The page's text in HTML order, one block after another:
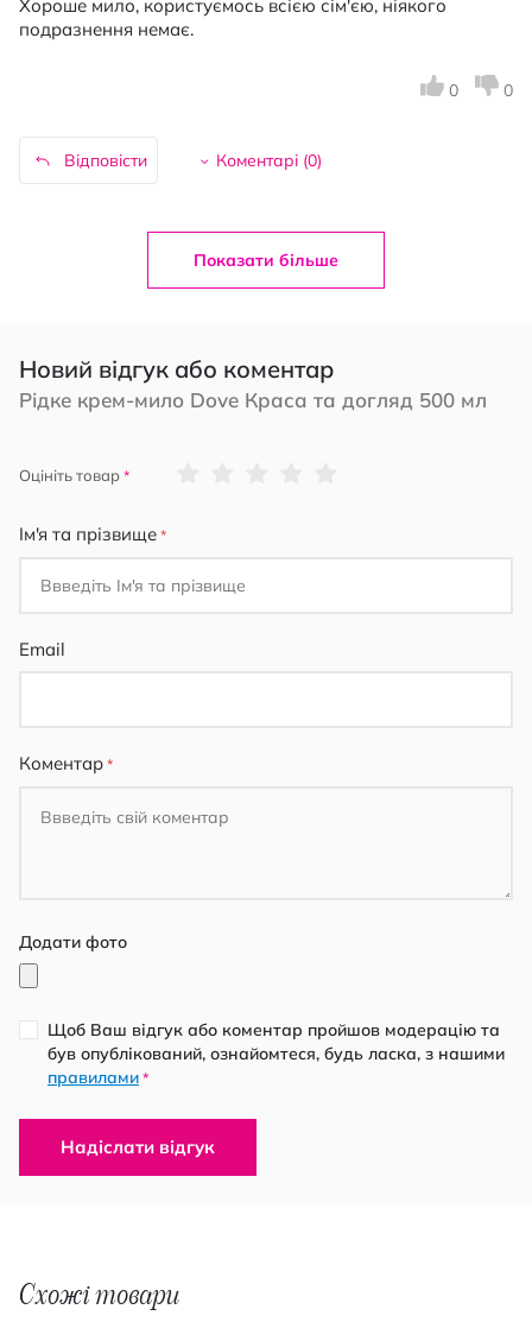
Хороше мило, користуємось всією сім'єю, ніякого
подразнення немає.
Відповісти Коментарі (0)
0 0
Показати більше
Новий відгук або коментар
Рідке крем-мило Dove Краса та догляд 500 мл
Оцініть товар
Ім'я та прізвище
Email
Коментар
Додати фото
Щоб Ваш відгук або коментар пройшов модерацію та
був опублікований, ознайомтеся, будь ласка, з нашими
правилами *
Надіслати відгук
Схожі товари